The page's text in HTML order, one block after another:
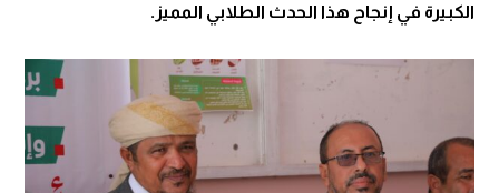
الكبيرة في إنجاح هذا الحدث الطلابي المميز.